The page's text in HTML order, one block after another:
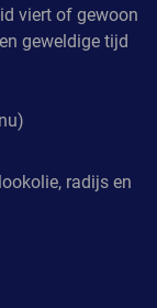
viert of gewoon
geweldige tijd
radijs en